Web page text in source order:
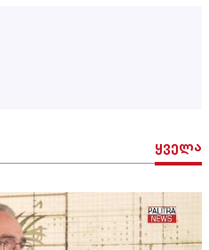
ყველა